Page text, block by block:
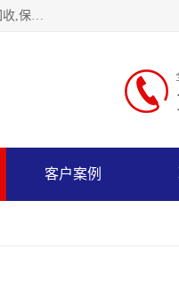
保定辉领再生资源回收有限公司主要经营保定旧车回收，保定报废汽车回收，保定报废汽车回收公司电话,保定二手货车回收,保定黄标车回收, 保定黄标车回收，保定哪里收报废车，保定废旧汽车回收，保定汽车报废手续办理，保定汽车解体厂。将通过采取区域限行促进淘汰、经济补助激励新、加大上路*法处罚、加强达标排放监管等综合措施，对老旧机动车逐步实行末位淘汰，加快老旧机动车淘汰新
客户案例